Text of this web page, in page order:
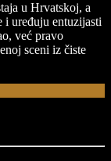
u Hrvatskoj, a
i uređuju entuzijasti
već pravo
sceni iz čiste